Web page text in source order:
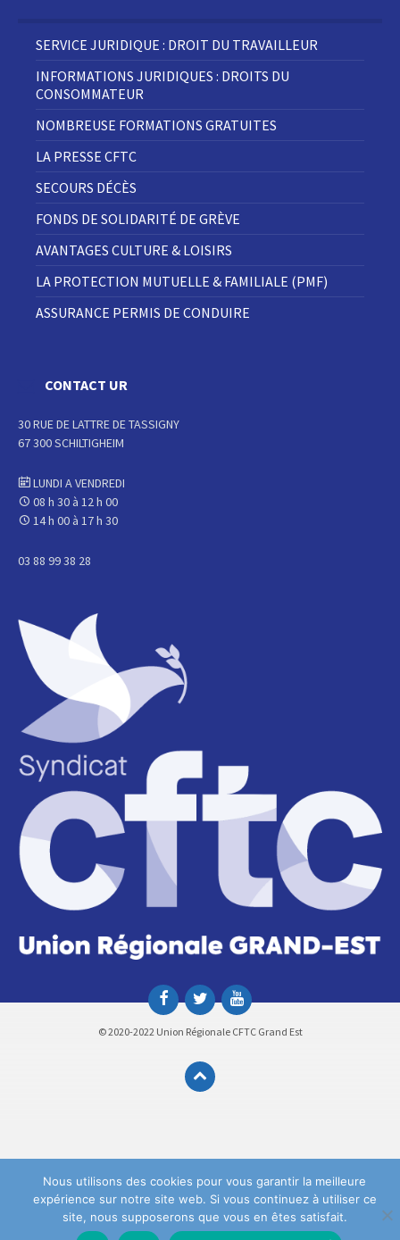
SERVICE JURIDIQUE : DROIT DU TRAVAILLEUR
INFORMATIONS JURIDIQUES : DROITS DU
CONSOMMATEUR
NOMBREUSE FORMATIONS GRATUITES
LA PRESSE CFTC
SECOURS DÉCÈS
FONDS DE SOLIDARITÉ DE GRÈVE
AVANTAGES CULTURE & LOISIRS
LA PROTECTION MUTUELLE & FAMILIALE (PMF)
ASSURANCE PERMIS DE CONDUIRE
CONTACT UR
30 RUE DE LATTRE DE TASSIGNY
67 300 SCHILTIGHEIM
LUNDI A VENDREDI
08 h 30 à 12 h 00
14 h 00 à 17 h 30
03 88 99 38 28
© 2020-2022 Union Régionale CFTC Grand Est
Nous utilisons des cookies pour vous garantir la meilleure
expérience sur notre site web. Si vous continuez à utiliser ce
site, nous supposerons que vous en êtes satisfait.